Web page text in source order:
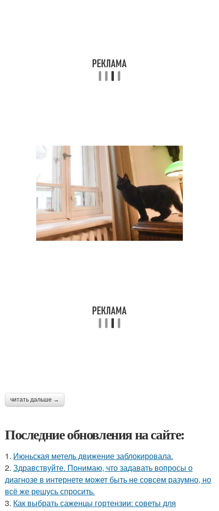
читать дальше →
Последние обновления на сайте:
1. Июньская метель движение заблокировала.
2. Здравствуйте. Понимаю, что задавать вопросы о
диагнозе в интернете может быть не совсем разумно, но
всё же решусь спросить.
3. Как выбрать саженцы гортензии: советы для